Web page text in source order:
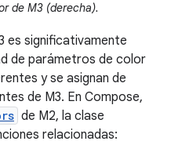
de M3 (derecha).
es significativamente
de parámetros de color
y se asignan de
de M3. En Compose,
de M2, la clase
relacionadas: